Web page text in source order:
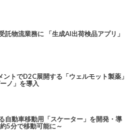
託物流業務に 「生成AI出荷検品アプリ」
ントでD2C展開する「ウェルモット製薬」
ノ」を導入
自動車移動用「スケーター」を開発・導
5分で移動可能に～